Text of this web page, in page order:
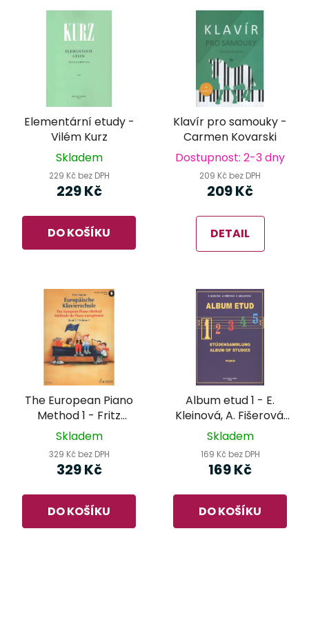
Elementární etudy -
Vilém Kurz
Skladem
229 Kč bez DPH
229 Kč
DO KOŠÍKU
Klavír pro samouky -
Carmen Kovarski
Dostupnost: 2-3 dny
209 Kč bez DPH
209 Kč
DETAIL
The European Piano
Method 1 - Fritz
Emonts
Skladem
329 Kč bez DPH
329 Kč
DO KOŠÍKU
Album etud 1 - E.
Kleinová, A. Fišerová,
E. Müllerová
Skladem
169 Kč bez DPH
169 Kč
DO KOŠÍKU